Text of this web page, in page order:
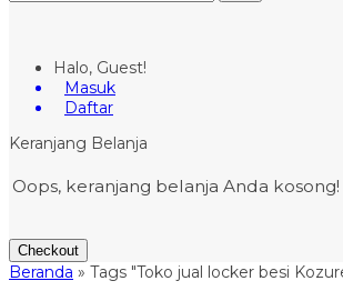
Halo, Guest!
Masuk
Daftar
Keranjang Belanja
Oops, keranjang belanja Anda kosong!
Checkout
Beranda » Tags "Toko jual locker besi